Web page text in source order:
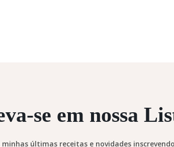
se em nossa
minhas últimas receitas e novidades